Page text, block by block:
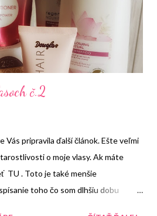
č.2
Vás pripravila ďalší článok. Ešte veľmi
o moje vlasy. Ak máte
TU . Toto je také menšie
toho čo som dlhšiu dobu